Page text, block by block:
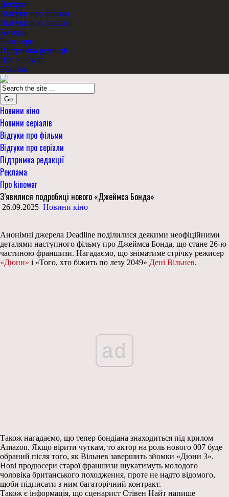
Добірки
Відгуки про фільми
Відгуки про серіали
Актори
Режисери
Підтримка редакції
Про kinowar
Реклама
Go
Новини кіно
Новини серіалів
Відгуки про фільми
Відгуки про серіали
Підтримка редакції
Реклама
Про kinowar
З’явилися подробиці нового «Джеймса Бонда»
26.09.2025 Новини кіно
Анонімні джерела Deadline поділилися деякими неофіційними
деталями наступного фільму про Джеймса Бонда, що стане 26-ю
частиною франшизи. Нагадаємо, що зніматиме стрічку режисер
«Дюни» і «Того, хто біжить по лезу 2049» Дені Вільнев.
ad
Також нагадаємо, що тепер бондіана знаходиться під крилом
Amazon. Якщо вірити чуткам, то актор на роль нового 007 буде
обраний після того, як Вільнев завершить зйомки «Дюни 3».
Нові продюсери старої франшизи шукатимуть молодого
чоловіка британського походження, проте не надто відомого,
щоби підписати з ним багаторічний контракт.
Також є інформація, що сценарист Стівен Найт напише